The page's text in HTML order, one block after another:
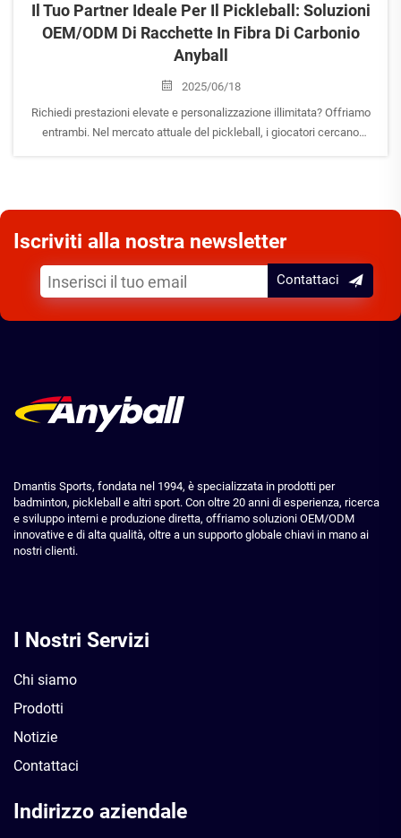
Il Tuo Partner Ideale Per Il Pickleball: Soluzioni
OEM/ODM Di Racchette In Fibra Di Carbonio
Anyball
2025/06/18
Richiedi prestazioni elevate e personalizzazione illimitata? Offriamo
entrambi. Nel mercato attuale del pickleball, i giocatori cercano
Iscriviti alla nostra newsletter
Contattaci
Dmantis Sports, fondata nel 1994, è specializzata in prodotti per
badminton, pickleball e altri sport. Con oltre 20 anni di esperienza, ricerca
e sviluppo interni e produzione diretta, offriamo soluzioni OEM/ODM
innovative e di alta qualità, oltre a un supporto globale chiavi in mano ai
nostri clienti.
I Nostri Servizi
Chi siamo
Prodotti
Notizie
Contattaci
Indirizzo aziendale